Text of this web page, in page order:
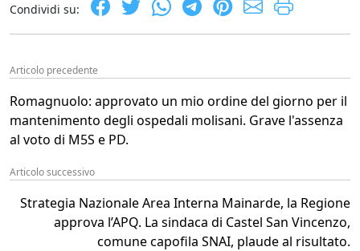
Condividi su:
Articolo precedente
Romagnuolo: approvato un mio ordine del giorno per il
mantenimento degli ospedali molisani. Grave l'assenza
al voto di M5S e PD.
Articolo successivo
Strategia Nazionale Area Interna Mainarde, la Regione
approva l’APQ. La sindaca di Castel San Vincenzo,
comune capofila SNAI, plaude al risultato.